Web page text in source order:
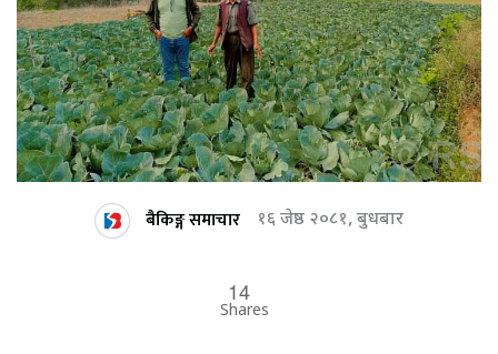
बैकिङ्ग समाचार १६ जेष्ठ २०८१, बुधबार
14
Shares